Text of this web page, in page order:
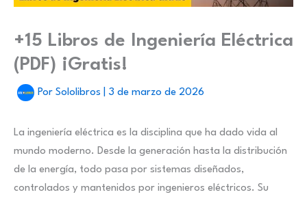
+15 Libros de Ingeniería Eléctrica
(PDF) ¡Gratis!
Por Sololibros 3 de marzo de 2026
La ingeniería eléctrica es la disciplina que ha dado vida al
mundo moderno. Desde la generación hasta la distribución
de la energía, todo pasa por sistemas diseñados,
controlados y mantenidos por ingenieros eléctricos. Su